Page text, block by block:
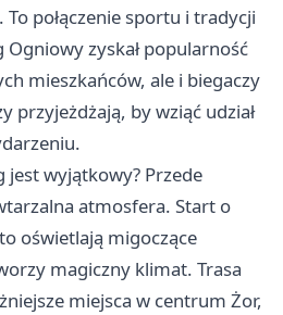
połączenie sportu i tradycji
Ogniowy zyskał popularność
mieszkańców, ale i biegaczy
przyjeżdżają, by wziąć udział
jest wyjątkowy? Przede
atmosfera. Start o
oświetlają migoczące
magiczny klimat. Trasa
miejsca w centrum Żor,